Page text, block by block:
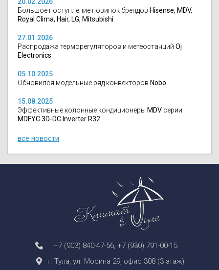
Большое поступление новинок брендов Hisense, MDV,
Royal Clima, Hair, LG, Mitsubishi
27.01.2026
Распродажа терморегуляторов и метеостанций Oj
Electronics
05.10.2025
Обновился модельные ряд конвекторов Nobo
15.08.2025
Эффективные колонные кондиционеры MDV серии
MDFYC 3D-DC Inverter R32
все новости
+7 (903) 840-47-56 +7 (930) 791-00-15
г. Тула, ул. Мосина 29, офис 308 (3 этаж)